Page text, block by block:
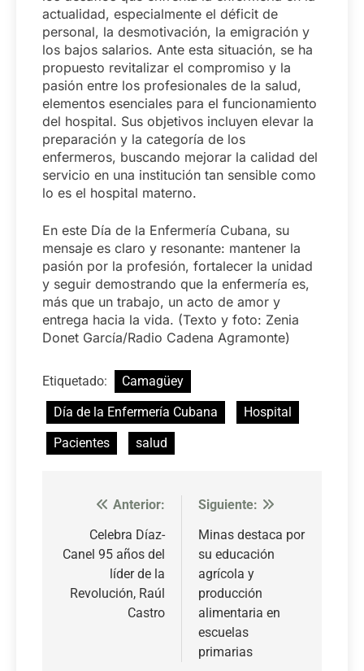
actualidad, especialmente el déficit de
personal, la desmotivación, la emigración y
los bajos salarios. Ante esta situación, se ha
propuesto revitalizar el compromiso y la
pasión entre los profesionales de la salud,
elementos esenciales para el funcionamiento
del hospital. Sus objetivos incluyen elevar la
preparación y la categoría de los
enfermeros, buscando mejorar la calidad del
servicio en una institución tan sensible como
lo es el hospital materno.
En este Día de la Enfermería Cubana, su
mensaje es claro y resonante: mantener la
pasión por la profesión, fortalecer la unidad
y seguir demostrando que la enfermería es,
más que un trabajo, un acto de amor y
entrega hacia la vida. (Texto y foto: Zenia
Donet García/Radio Cadena Agramonte)
Etiquetado:
Camagüey
Día de la Enfermería Cubana
Hospital
Pacientes
salud
Navegación
entradas
Anterior:
Celebra Díaz-
Canel 95 años del
líder de la
Revolución, Raúl
Castro
Siguiente:
Minas destaca por
su educación
agrícola y
producción
alimentaria en
escuelas
primarias